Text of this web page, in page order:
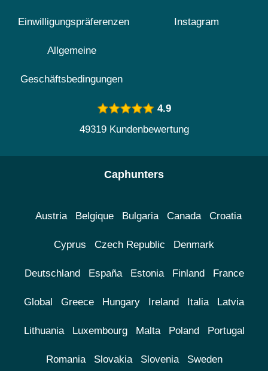
Einwilligungspräferenzen
Allgemeine
Geschäftsbedingungen
Instagram
4.9
49319 Kundenbewertung
Caphunters
Austria Belgique Bulgaria Canada Croatia
Cyprus Czech Republic Denmark
Deutschland España Estonia Finland France
Global Greece Hungary Ireland Italia Latvia
Lithuania Luxembourg Malta Poland Portugal
Romania Slovakia Slovenia Sweden